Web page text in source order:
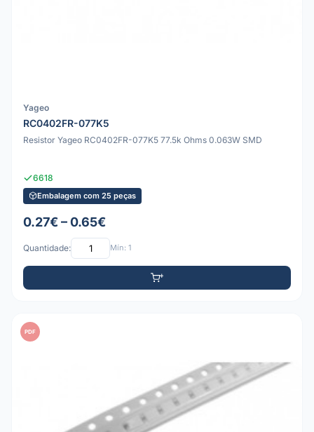
Yageo
RC0402FR-077K5
Resistor Yageo RC0402FR-077K5 77.5k Ohms 0.063W SMD
6618
Embalagem com 25 peças
0.27€ – 0.65€
Quantidade: Mín: 1
PDF